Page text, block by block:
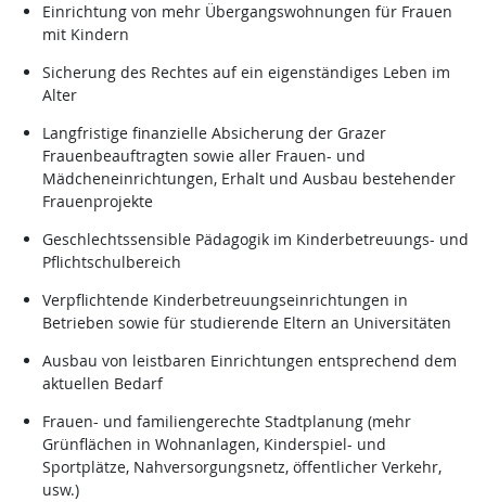
Einrichtung von mehr Übergangswohnungen für Frauen
mit Kindern
Sicherung des Rechtes auf ein eigenständiges Leben im
Alter
Langfristige finanzielle Absicherung der Grazer
Frauenbeauftragten sowie aller Frauen- und
Mädcheneinrichtungen, Erhalt und Ausbau bestehender
Frauenprojekte
Geschlechtssensible Pädagogik im Kinderbetreuungs- und
Pflichtschulbereich
Verpflichtende Kinderbetreuungseinrichtungen in
Betrieben sowie für studierende Eltern an Universitäten
Ausbau von leistbaren Einrichtungen entsprechend dem
aktuellen Bedarf
Frauen- und familiengerechte Stadtplanung (mehr
Grünflächen in Wohnanlagen, Kinderspiel- und
Sportplätze, Nahversorgungsnetz, öffentlicher Verkehr,
usw.)